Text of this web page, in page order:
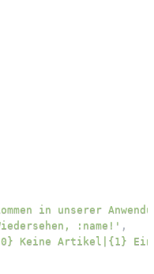
in unserer
:name!' ,
Keine Artikel|{1}